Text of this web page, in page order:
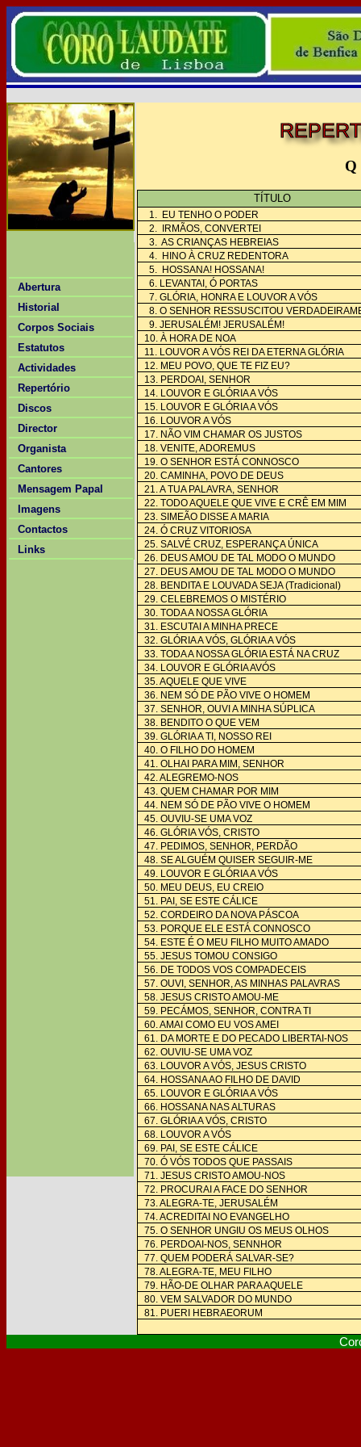
Abertura
Historial
Corpos Sociais
Estatutos
Actividades
Repertório
Discos
Director
Organista
Cantores
Mensagem Papal
Imagens
Contactos
Links
Q
TÍTULO
1. EU TENHO O PODER
2. IRMÃOS, CONVERTEI
3. AS CRIANÇAS HEBREIAS
4. HINO À CRUZ REDENTORA
5. HOSSANA! HOSSANA!
6. LEVANTAI, Ó PORTAS
7. GLÓRIA, HONRA E LOUVOR A VÓS
8. O SENHOR RESSUSCITOU
9. JERUSALÉM! JERUSALÉM!
10. À HORA DE NOA
11. LOUVOR A VÓS REI DA ETERNA GLÓRIA
12. MEU POVO, QUE TE FIZ EU?
13. PERDOAI, SENHOR
14. LOUVOR E GLÓRIA A VÓS
15. LOUVOR E GLÓRIA A VÓS
16. LOUVOR A VÓS
17. NÃO VIM CHAMAR OS JUSTOS
18. VENITE, ADOREMUS
19. O SENHOR ESTÁ CONNOSCO
20. CAMINHA, POVO DE DEUS
21. A TUA PALAVRA, SENHOR
22. TODO AQUELE QUE VIVE E CRÊ EM MIM
23. SIMEÃO DISSE A MARIA
24. Ó CRUZ VITORIOSA
25. SALVÉ CRUZ, ESPERANÇA ÚNICA
26. DEUS AMOU DE TAL MODO O MUNDO
27. DEUS AMOU DE TAL MODO O MUNDO
28. BENDITA E LOUVADA SEJA (Tradicional)
29. CELEBREMOS O MISTÉRIO
30. TODA A NOSSA GLÓRIA
31. ESCUTAI A MINHA PRECE
32. GLÓRIA A VÓS, GLÓRIA A VÓS
33. TODA A NOSSA GLÓRIA ESTÁ NA CRUZ
34. LOUVOR E GLÓRIA AVÓS
35. AQUELE QUE VIVE
36. NEM SÓ DE PÃO VIVE O HOMEM
37. SENHOR, OUVI A MINHA SÚPLICA
38. BENDITO O QUE VEM
39. GLÓRIA A TI, NOSSO REI
40. O FILHO DO HOMEM
41. OLHAI PARA MIM, SENHOR
42. ALEGREMO-NOS
43. QUEM CHAMAR POR MIM
44. NEM SÓ DE PÃO VIVE O HOMEM
45. OUVIU-SE UMA VOZ
46. GLÓRIA VÓS, CRISTO
47. PEDIMOS, SENHOR, PERDÃO
48. SE ALGUÉM QUISER SEGUIR-ME
49. LOUVOR E GLÓRIA A VÓS
50. MEU DEUS, EU CREIO
51. PAI, SE ESTE CÁLICE
52. CORDEIRO DA NOVA PÁSCOA
53. PORQUE ELE ESTÁ CONNOSCO
54. ESTE É O MEU FILHO MUITO AMADO
55. JESUS TOMOU CONSIGO
56. DE TODOS VOS COMPADECEIS
57. OUVI, SENHOR, AS MINHAS PALAVRAS
58. JESUS CRISTO AMOU-ME
59. PECÁMOS, SENHOR, CONTRA TI
60. AMAI COMO EU VOS AMEI
61. DA MORTE E DO PECADO LIBERTAI-NOS
62. OUVIU-SE UMA VOZ
63. LOUVOR A VÓS, JESUS CRISTO
64. HOSSANA AO FILHO DE DAVID
65. LOUVOR E GLÓRIA A VÓS
66. HOSSANA NAS ALTURAS
67. GLÓRIA A VÓS, CRISTO
68. LOUVOR A VÓS
69. PAI, SE ESTE CÁLICE
70. Ó VÓS TODOS QUE PASSAIS
71. JESUS CRISTO AMOU-NOS
72. PROCURAI A FACE DO SENHOR
73. ALEGRA-TE, JERUSALÉM
74. ACREDITAI NO EVANGELHO
75. O SENHOR UNGIU OS MEUS OLHOS
76. PERDOAI-NOS, SENNHOR
77. QUEM PODERÁ SALVAR-SE?
78. ALEGRA-TE, MEU FILHO
79. HÃO-DE OLHAR PARA AQUELE
80. VEM SALVADOR DO MUNDO
81. PUERI HEBRAEORUM